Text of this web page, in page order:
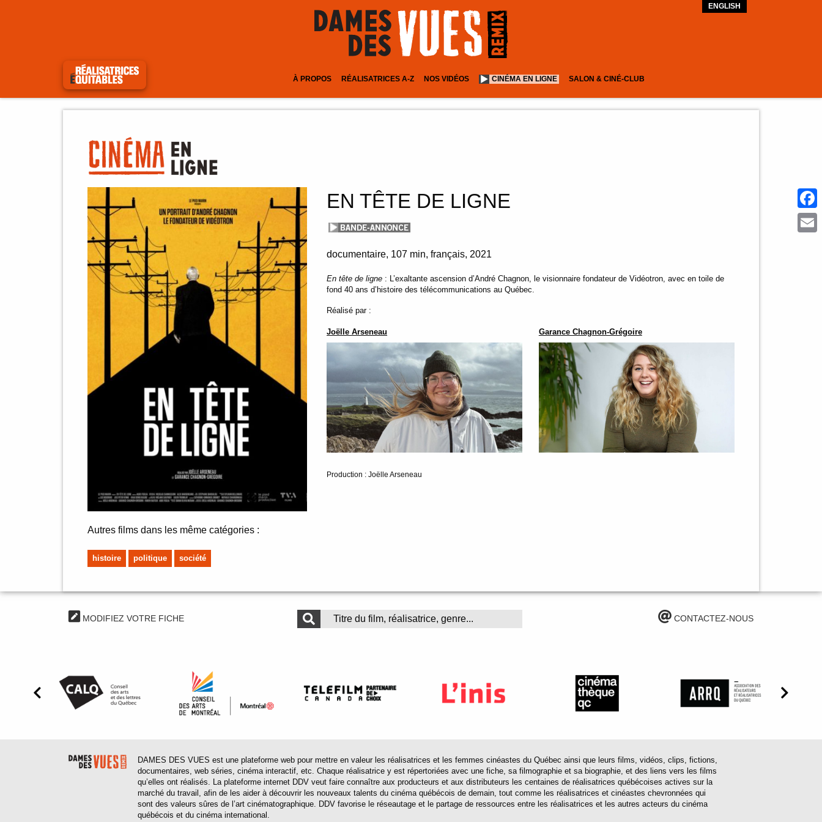
ENGLISH
À PROPOS RÉALISATRICES A-Z NOS VIDÉOS CINÉMA EN LIGNE SALON & CINÉ-CLUB
Autres films dans les même catégories :
histoire politique société
EN TÊTE DE LIGNE
documentaire 107 min français 2021
En tête de ligne : L’exaltante ascension d’André Chagnon, le visionnaire fondateur de Vidéotron, avec en toile de
fond 40 ans d’histoire des télécommunications au Québec.
Réalisé par :
Joëlle Arseneau Garance Chagnon-Grégoire
Production : Joëlle Arseneau
MODIFIEZ VOTRE FICHE CONTACTEZ-NOUS
DAMES DES VUES est une plateforme web pour mettre en valeur les réalisatrices et les femmes cinéastes du Québec ainsi que leurs films, vidéos, clips, fictions,
documentaires, web séries, cinéma interactif, etc. Chaque réalisatrice y est répertoriées avec une fiche, sa filmographie et sa biographie, et des liens vers les films
qu’elles ont réalisés. La plateforme internet DDV veut faire connaître aux producteurs et aux distributeurs les centaines de réalisatrices québécoises actives sur la
marché du travail, afin de les aider à découvrir les nouveaux talents du cinéma québécois de demain, tout comme les réalisatrices et cinéastes chevronnées qui
sont des valeurs sûres de l’art cinématographique. DDV favorise le réseautage et le partage de ressources entre les réalisatrices et les autres acteurs du cinéma
québécois et du cinéma international.